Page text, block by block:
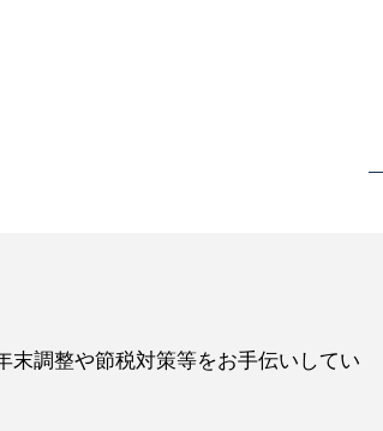
末調整や節税対策等をお手伝いしてい